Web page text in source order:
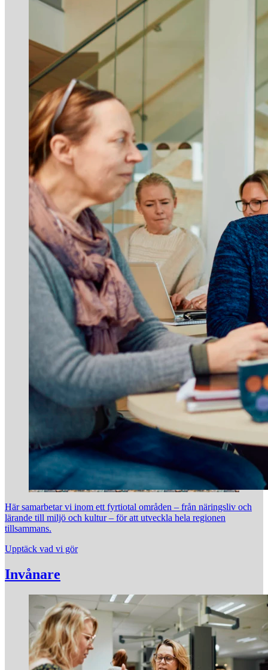
Här samarbetar vi inom ett fyrtiotal områden – från näringsliv och
lärande till miljö och kultur – för att utveckla hela regionen
tillsammans.
Upptäck vad vi gör
Invånare